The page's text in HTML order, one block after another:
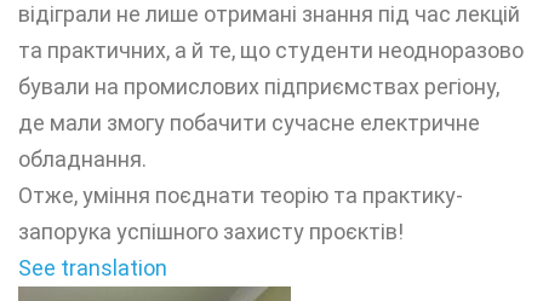
відіграли не лише отримані знання під час лекцій
та практичних, а й те, що студенти неодноразово
бували на промислових підприємствах регіону,
де мали змогу побачити сучасне електричне
обладнання.
Отже, уміння поєднати теорію та практику-
запорука успішного захисту проєктів!
See translation